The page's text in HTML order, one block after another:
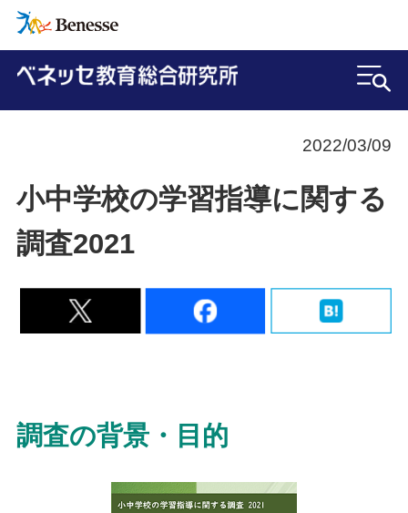
2022/03/09
小中学校の学習指導に関する
調査2021
調査の背景・目的